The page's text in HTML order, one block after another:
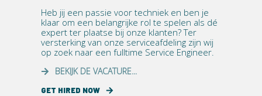
Heb jij een passie voor techniek en ben je
klaar om een belangrijke rol te spelen als dé
expert ter plaatse bij onze klanten? Ter
versterking van onze serviceafdeling zijn wij
op zoek naar een fulltime Service Engineer.
BEKIJK DE VACATURE...
GET HIRED NOW